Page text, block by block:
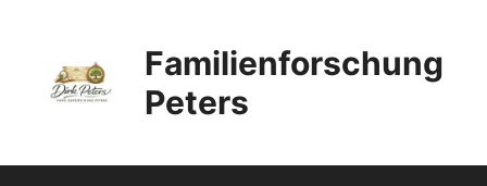
springen
Familienforschung
Peters